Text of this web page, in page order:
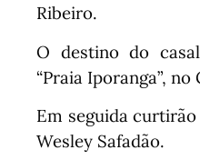
Ribeiro.
O destino do
“Praia Iporanga”, no
Em seguida
Wesley Safadão.